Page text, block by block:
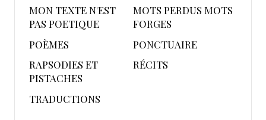
MON TEXTE N'EST
PAS POETIQUE
MOTS PERDUS MOTS
FORGES
POÈMES
PONCTUAIRE
RAPSODIES ET
PISTACHES
RÉCITS
TRADUCTIONS